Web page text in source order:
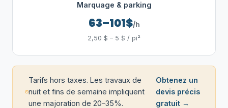
Marquage & parking
63–101$/h
2,50 $ – 5 $ / pi²
Tarifs hors taxes. Les travaux de
nuit et fins de semaine impliquent
une majoration de 20–35%.
Obtenez un
devis précis
gratuit →